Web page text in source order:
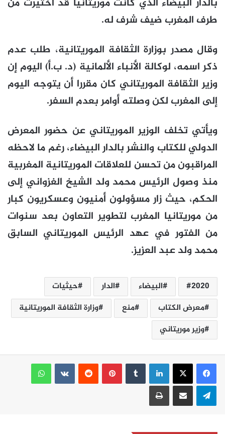
طرف المغرب ضيف شرف له.
وقال مصدر بوزارة الثقافة الموريتانية، طلب عدم
ذكر اسمه، لوكالة الأنباء الألمانية (د. ب.أ) اليوم إن
وزير الثقافة الموريتاني كان مقررا أن يتوجه اليوم
إلى المغرب لكن وصلته أوامر بعدم السفر.
ويأتي تخلف الوزير الموريتاني عن حضور المعرض
الدولي للكتاب والنشر بالدار البيضاء، رغم ما لاحظه
المراقبون من تحسن للعلاقات الموريتانية المغربية
منذ وصول الرئيس محمد ولد الشيخ الغزواني إلى
الحكم، حيث زار مسؤولون أمنيون وعسكريون كبار
من موريتانيا المغرب لتطوير التعاون بعد سنوات
من الفتور في عهد الرئيس الموريتاني السابق
محمد ولد عبد العزيز.
2020 البيضاء الدار
حيثيات
معرض الكتاب
منع
وزارة الثقافة الموريتانية
وزير موريتاني
لينكدإن بينتيريست
واتساب
تيلقرام مشاركة عبر البريد طباعة